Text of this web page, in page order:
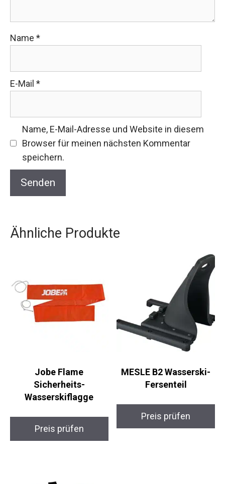
Name *
E-Mail *
Name, E-Mail-Adresse und Website in diesem
Browser für meinen nächsten Kommentar
speichern.
Ähnliche Produkte
Jobe Flame
Sicherheits-
Wasserskiflagge
Preis prüfen
MESLE B2 Wasserski-
Fersenteil
Preis prüfen